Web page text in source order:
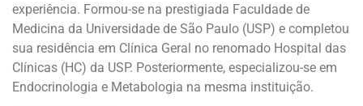
experiência. Formou-se na prestigiada Faculdade de
Medicina da Universidade de São Paulo (USP) e completou
sua residência em Clínica Geral no renomado Hospital das
Clínicas (HC) da USP. Posteriormente, especializou-se em
Endocrinologia e Metabologia na mesma instituição.